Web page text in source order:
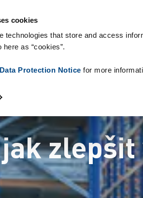
cookies
technologies that store and access
as “cookies”.
Data Protection Notice for more
Technologie & Produkty